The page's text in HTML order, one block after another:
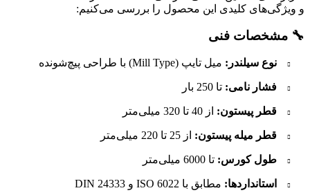
و ویژگی‌های کلیدی این محصول را بررسی می‌کنیم:​
🔧 مشخصات فنی
نوع سیلندر: میل تایپ (Mill Type) با طراحی پیچ‌شونده
فشار نامی: تا 250 بار
قطر پیستون: از 40 تا 320 میلی‌متر
قطر میله پیستون: از 25 تا 220 میلی‌متر
طول کورس: تا 6000 میلی‌متر
استانداردها: مطابق با ISO 6022 و DIN 24333